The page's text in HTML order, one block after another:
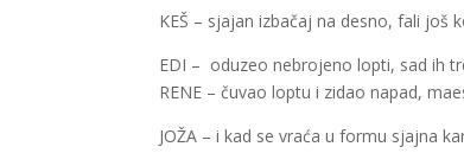
KEŠ – sjajan izbačaj na desno, fali još
EDI – oduzeo nebrojeno lopti, sad ih
RENE – čuvao loptu i zidao napad,
JOŽA – i kad se vraća u formu sjajna